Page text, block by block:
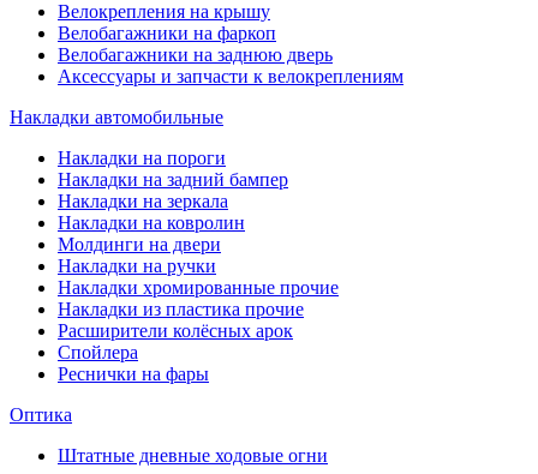
Велокрепления на крышу
Велобагажники на фаркоп
Велобагажники на заднюю дверь
Аксессуары и запчасти к велокреплениям
Накладки автомобильные
Накладки на пороги
Накладки на задний бампер
Накладки на зеркала
Накладки на ковролин
Молдинги на двери
Накладки на ручки
Накладки хромированные прочие
Накладки из пластика прочие
Расширители колёсных арок
Спойлера
Реснички на фары
Оптика
Штатные дневные ходовые огни